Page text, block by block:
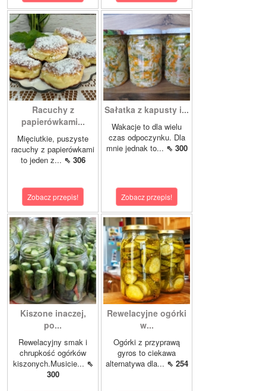
Racuchy z
papierówkami...
Mięciutkie, puszyste
racuchy z papierówkami
to jeden z... ⇖ 306
Zobacz przepis!
Sałatka z kapusty i...
Wakacje to dla wielu
czas odpoczynku. Dla
mnie jednak to... ⇖ 300
Zobacz przepis!
Kiszone inaczej,
po...
Rewelacyjny smak i
chrupkość ogórków
kiszonych.Musicie... ⇖
300
Rewelacyjne ogórki
w...
Ogórki z przyprawą
gyros to ciekawa
alternatywa dla... ⇖ 254